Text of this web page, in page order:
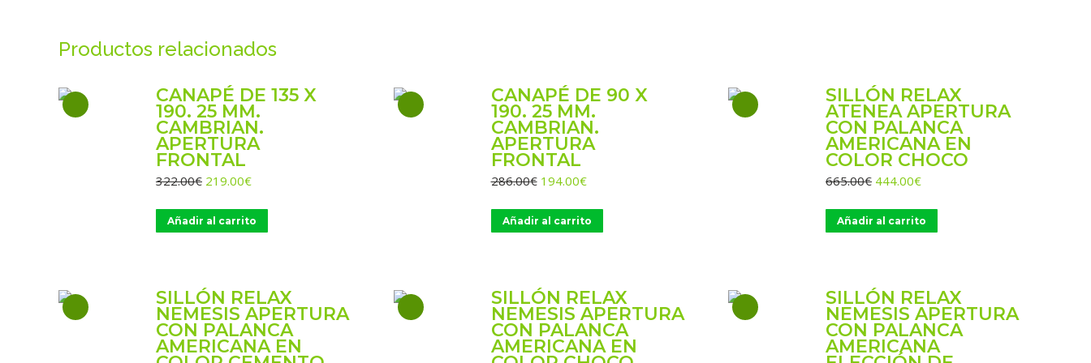
Productos relacionados
CANAPÉ DE 135 X
190. 25 MM.
CAMBRIAN.
APERTURA
FRONTAL
322.00€ El
original
era:
219.00€El
actual
es:
Añadir al carrito
CANAPÉ DE 90 X
190. 25 MM.
CAMBRIAN.
APERTURA
FRONTAL
286.00€ El
original
era:
194.00€El
actual
es:
Añadir al carrito
SILLÓN RELAX
ATENEA APERTURA
CON PALANCA
AMERICANA EN
COLOR CHOCO
665.00€ El
original
era:
444.00€El
actual
es:
Añadir al carrito
SILLÓN RELAX
NEMESIS APERTURA
CON PALANCA
AMERICANA EN
SILLÓN RELAX
NEMESIS APERTURA
CON PALANCA
AMERICANA EN
SILLÓN RELAX
NEMESIS APERTURA
CON PALANCA
AMERICANA